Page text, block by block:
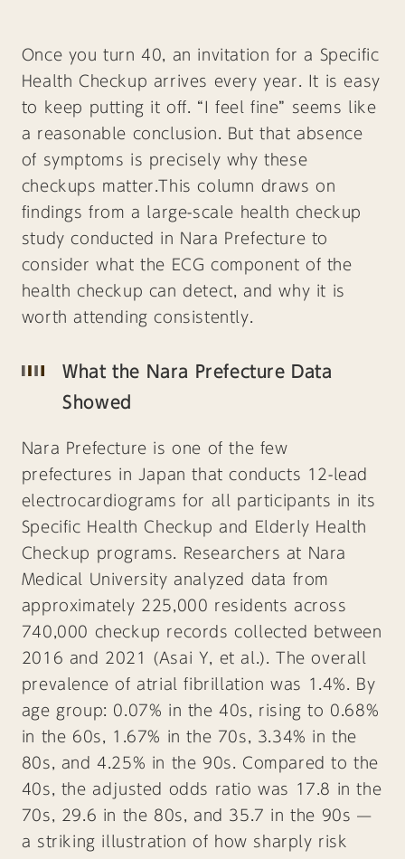
Once you turn 40, an invitation for a Specific
Health Checkup arrives every year. It is easy
to keep putting it off. “I feel fine” seems like
a reasonable conclusion. But that absence
of symptoms is precisely why these
checkups matter.This column draws on
findings from a large-scale health checkup
study conducted in Nara Prefecture to
consider what the ECG component of the
health checkup can detect, and why it is
worth attending consistently.
What the Nara Prefecture Data
Showed
Nara Prefecture is one of the few
prefectures in Japan that conducts 12-lead
electrocardiograms for all participants in its
Specific Health Checkup and Elderly Health
Checkup programs. Researchers at Nara
Medical University analyzed data from
approximately 225,000 residents across
740,000 checkup records collected between
2016 and 2021 (Asai Y, et al.). The overall
prevalence of atrial fibrillation was 1.4%. By
age group: 0.07% in the 40s, rising to 0.68%
in the 60s, 1.67% in the 70s, 3.34% in the
80s, and 4.25% in the 90s. Compared to the
40s, the adjusted odds ratio was 17.8 in the
70s, 29.6 in the 80s, and 35.7 in the 90s —
a striking illustration of how sharply risk